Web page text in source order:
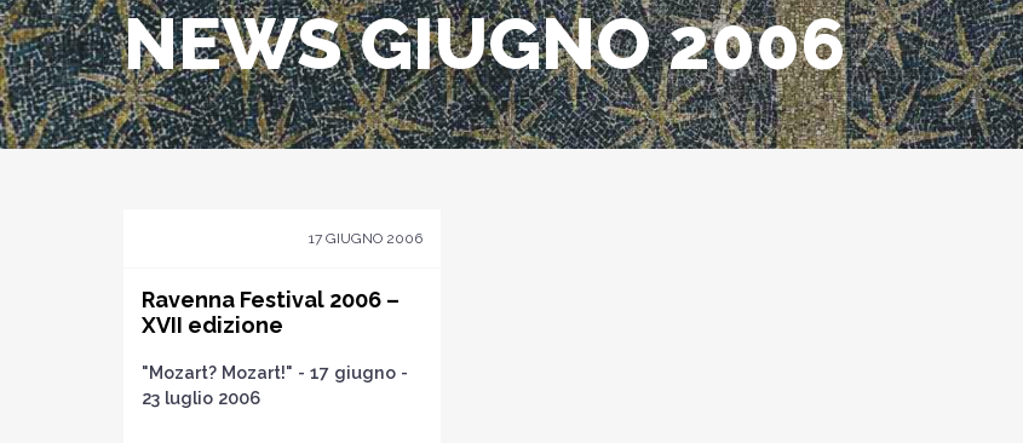
NEWS GIUGNO 2006
17 GIUGNO 2006
Ravenna Festival 2006 –
XVII edizione
"Mozart? Mozart!" - 17 giugno -
23 luglio 2006